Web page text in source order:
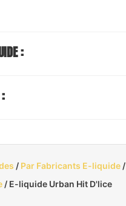
:
:
/ Par Fabricants E-liquide/
/ E-liquide Urban Hit D'lice